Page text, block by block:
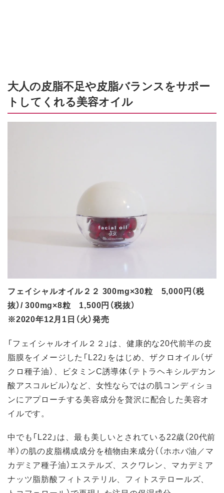
大人の皮脂不足や皮脂バランスをサポー
トしてくれる美容オイル
フェイシャルオイル２２ 300mg×30粒 5,000円（税
抜）/ 300mg×8粒 1,500円（税抜）
※2020年12月1日（火）発売
「フェイシャルオイル２２」は、健康的な20代前半の皮
脂膜をイメージした「L22」をはじめ、ザクロオイル（ザ
クロ種子油）、ビタミンC誘導体（テトラヘキシルデカン
酸アスコルビル）など、女性ならではの肌コンディショ
ンにアプローチする美容成分を贅沢に配合した美容オ
イルです。
中でも「L22」は、最も美しいとされている22歳（20代前
半）の肌の皮脂構成成分を植物由来成分（（ホホバ油／マ
カデミア種子油）エステルズ、スクワレン、マカデミア
ナッツ脂肪酸フィトステリル、フィトステロールズ、